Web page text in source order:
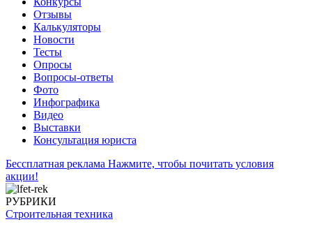
Отзывы
Калькуляторы
Новости
Тесты
Опросы
Вопросы-ответы
Фото
Инфографика
Видео
Выставки
Консультация юриста
Бессплатная реклама Нажмите, чтобы почитать условия
акции!
РУБРИКИ
Строительная техника